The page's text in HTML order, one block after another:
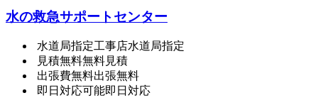
水の救急サポートセンター
水道局指定工事店水道局指定
見積無料無料見積
出張費無料出張無料
即日対応可能即日対応